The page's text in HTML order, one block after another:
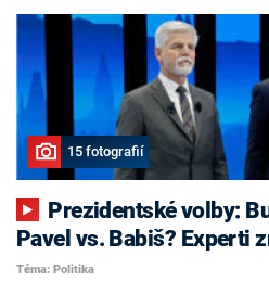
15 fotografií
Pavel vs. Babiš? Experti
Téma: Politika